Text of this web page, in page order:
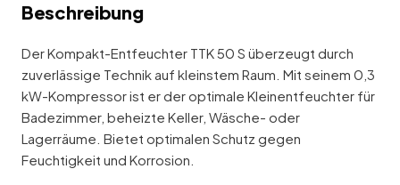
Beschreibung
Der Kompakt-Entfeuchter TTK 50 S überzeugt durch
zuverlässige Technik auf kleinstem Raum. Mit seinem 0,3
kW-Kompressor ist er der optimale Kleinentfeuchter für
Badezimmer, beheizte Keller, Wäsche- oder
Lagerräume. Bietet optimalen Schutz gegen
Feuchtigkeit und Korrosion.